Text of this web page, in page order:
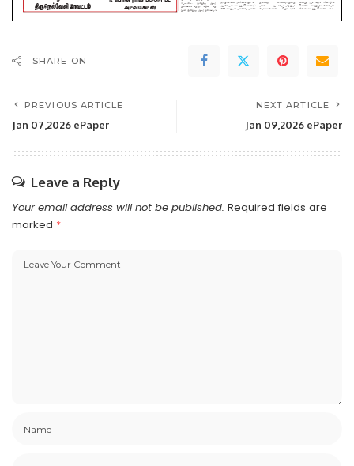
SHARE ON
PREVIOUS ARTICLE
Jan 07,2026 ePaper
NEXT ARTICLE
Jan 09,2026 ePaper
Leave a Reply
Your email address will not be published. Required fields are
marked *